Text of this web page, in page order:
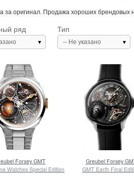
за оригинал. Продажа хороших брендовых
ряд Тип
-- Не указано
ForseyGMT
Watches Special Edition
Greubel Forsey
GMT Earth Final